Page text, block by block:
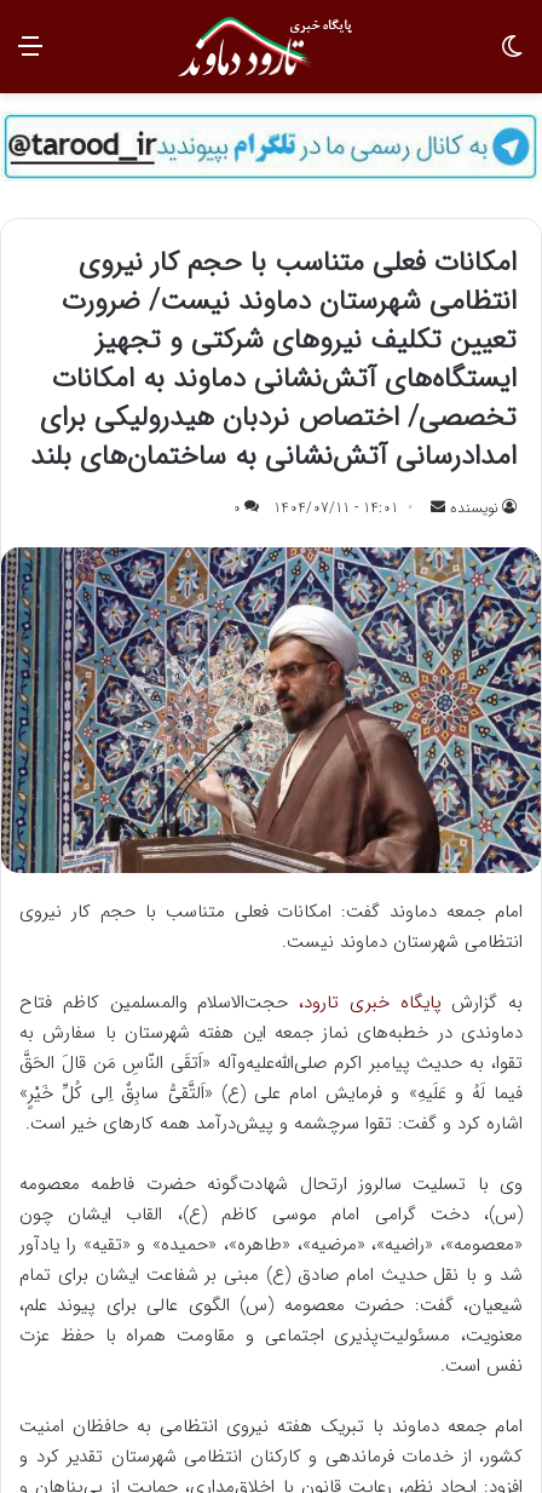
امکانات فعلی متناسب با حجم کار نیروی
انتظامی شهرستان دماوند نیست/ ضرورت
تعیین تکلیف نیروهای شرکتی و تجهیز
ایستگاه‌های آتش‌نشانی دماوند به امکانات
تخصصی/ اختصاص نردبان هیدرولیکی برای
امدادرسانی آتش‌نشانی به ساختمان‌های بلند
نویسنده
س
ا
ل
ب
ه
ا
ی
م
ی
14:01 - 1404/07/11
0
امام جمعه دماوند گفت: امکانات فعلی متناسب با حجم کار نیروی
انتظامی شهرستان دماوند نیست.
به گزارش پایگاه خبری تارود، حجت‌الاسلام والمسلمین کاظم فتاح
دماوندی در خطبه‌های نماز جمعه این هفته شهرستان با سفارش به
تقوا، به حدیث پیامبر اکرم صلى‌الله‌عليه‌وآله «اَتقَى‌ النّاسِ مَن قالَ الحَقَّ
فيما لَهُ و عَلَيهِ» و فرمایش امام علی (ع) «اَلتَّقىُّ سابِقٌ اِلى كُلِّ خَيْرٍ»
اشاره کرد و گفت: تقوا سرچشمه و پیش‌درآمد همه کارهای خیر است.
وی با تسلیت سالروز ارتحال شهادت‌گونه حضرت فاطمه معصومه
(س)، دخت گرامی امام موسی کاظم (ع)، القاب ایشان چون
«معصومه»، «راضیه»، «مرضیه»، «طاهره»، «حمیده» و «تقیه» را یادآور
شد و با نقل حدیث امام صادق (ع) مبنی بر شفاعت ایشان برای تمام
شیعیان، گفت: حضرت معصومه (س) الگوی عالی برای پیوند علم،
معنویت، مسئولیت‌پذیری اجتماعی و مقاومت همراه با حفظ عزت
نفس است.
امام جمعه دماوند با تبریک هفته نیروی انتظامی به حافظان امنیت
کشور، از خدمات فرماندهی و کارکنان انتظامی شهرستان تقدیر کرد و
افزود: ایجاد نظم، رعایت قانون با اخلاق‌مداری، حمایت از بی‌پناهان و